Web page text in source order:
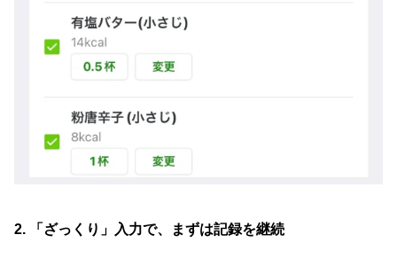
2. 「ざっくり」入力で、まずは記録を継続